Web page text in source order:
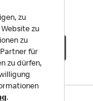
zu
zu
zu
für
zu dürfen,
.